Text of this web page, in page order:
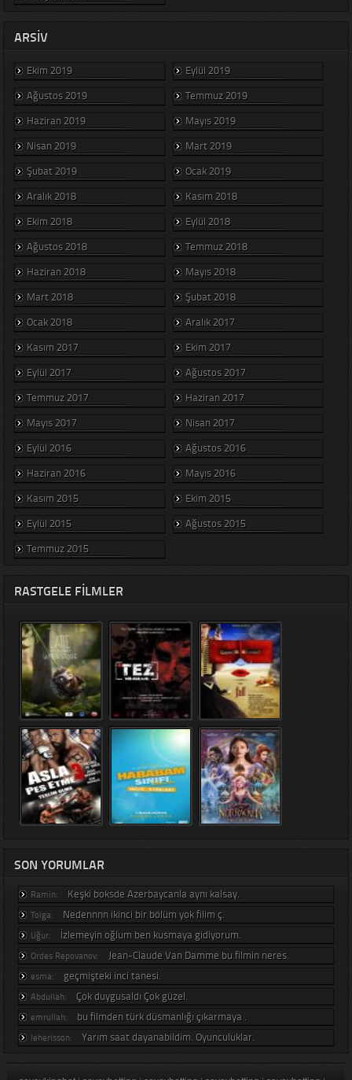
ARSIV
Ekim 2019
Eylül 2019
Ağustos 2019
Temmuz 2019
Haziran 2019
Mayıs 2019
Nisan 2019
Mart 2019
Şubat 2019
Ocak 2019
Aralık 2018
Kasım 2018
Ekim 2018
Eylül 2018
Ağustos 2018
Temmuz 2018
Haziran 2018
Mayıs 2018
Mart 2018
Şubat 2018
Ocak 2018
Aralık 2017
Kasım 2017
Ekim 2017
Eylül 2017
Ağustos 2017
Temmuz 2017
Haziran 2017
Mayıs 2017
Nisan 2017
Eylül 2016
Ağustos 2016
Haziran 2016
Mayıs 2016
Kasım 2015
Ekim 2015
Eylül 2015
Ağustos 2015
Temmuz 2015
RASTGELE FILMLER
SON YORUMLAR
Ramin: Keşki boksde Azerbaycanla aynı kalsay.
Tolga: Nedennnn ikinci bir bölüm yok filim ç.
Uğur: İzlemeyin oğlum ben kusmaya gidiyorum.
Ordes Repovanov: Jean-Claude Van Damme bu filmin neres.
esma: geçmişteki inci tanesi.
Abdullah: Çok duygusaldı Çok güzel.
emrullah: bu filmden türk düsmanlığı çıkarmaya .
leherisson: Yarım saat dayanabildim. Oyunculuklar.